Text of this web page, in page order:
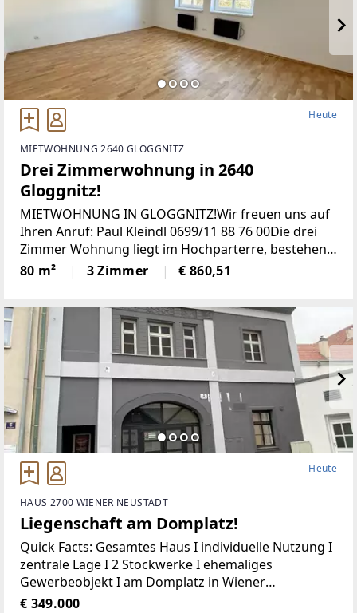
Heute
MIETWOHNUNG 2640 GLOGGNITZ
Drei Zimmerwohnung in 2640
Gloggnitz!
MIETWOHNUNG IN GLOGGNITZ!Wir freuen uns auf
Ihren Anruf: Paul Kleindl 0699/11 88 76 00Die drei
Zimmer Wohnung liegt im Hochparterre, bestehend
aus einem großen Wohnraum, separater Essküche
mit Abstellraum, zwei Schlafzimmern,
80 m² 3 Zimmer € 860,51
Heute
HAUS 2700 WIENER NEUSTADT
Liegenschaft am Domplatz!
Quick Facts: Gesamtes Haus I individuelle Nutzung I
zentrale Lage I 2 Stockwerke I ehemaliges
Gewerbeobjekt I am Domplatz in Wiener
NeustadtIch freue mich auf Ihren Anruf:Paul Kleindl
€ 349.000